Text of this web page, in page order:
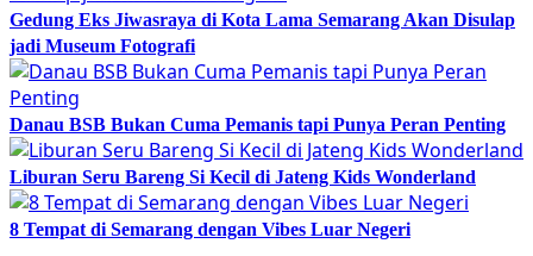
Gedung Eks Jiwasraya di Kota Lama Semarang Akan Disulap
jadi Museum Fotografi
Danau BSB Bukan Cuma Pemanis tapi Punya Peran Penting
Liburan Seru Bareng Si Kecil di Jateng Kids Wonderland
8 Tempat di Semarang dengan Vibes Luar Negeri